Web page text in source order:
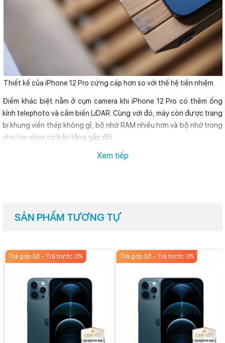
Thiết kế của iPhone 12 Pro cứng cáp hơn so với thế hệ tiền nhiệm.
Điểm khác biệt nằm ở cụm camera khi iPhone 12 Pro có thêm ống
kính telephoto và cảm biến LiDAR. Cùng với đó, máy còn được trang
bị khung viền thép không gỉ, bộ nhớ RAM nhiều hơn và bộ nhớ trong
cho tùy chọn cơ bản tăng gấp đôi.
Tất nhiên, người dùng sẽ phải trả999 USD
iPhone Pro đã không còn nhiều như năm ngoái. iPhone 11 chỉ được
Câu hỏi dành cho những ai đang phân vân chọn iPhone 12 hay
không. Tất cả phụ thuộc vào nhu cầu sử dụng hai tính năng zoom
quang học và chụp ảnh chân dung trong điều kiện thiếu sáng của
Mặt khác, nếu muốn chi nhiều hơn và nhận lại những giá trị tương
ứng, có lẽ bạn nên chờ đợi iPhone 12 Pro Max. Với giá cao hơn100
Xem tiếp
SẢN PHẨM TƯƠNG TỰ
Trả góp 0đ - Trả trước 0% Trả góp 0đ - Trả trước 0%